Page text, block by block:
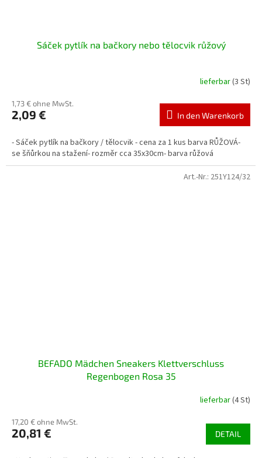
Sáček pytlík na bačkory nebo tělocvik růžový
lieferbar(3 St)
1,73 € ohne MwSt.
2,09 € In den Warenkorb
- Sáček pytlík na bačkory / tělocvik - cena za 1 kus barva RŮŽOVÁ-
se šňůrkou na stažení- rozměr cca 35x30cm- barva růžová
BEFADO Mädchen Sneakers Klettverschluss
Regenbogen Rosa 35
lieferbar(4 St)
17,20 € ohne MwSt.
20,81 € DETAIL
Art.-Nr.: 251Y124/32